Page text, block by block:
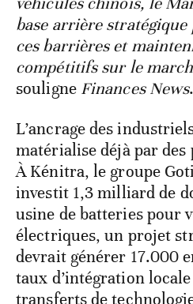
base arrière
ces barrières et
compétitifs sur le
souligne Finances News.
L’ancrage des
matérialise déjà par des
À Kénitra, le groupe
investit 1,3 milliard de
usine de batteries pour
électriques, un projet
devrait générer 17.000
taux d’intégration
transferts de